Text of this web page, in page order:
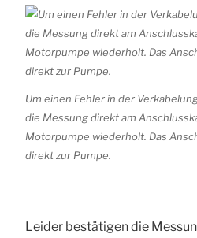
Um einen Fehler in der
die Messung direkt am
Motorpumpe wiederholt. Das
direkt zur Pumpe.
Leider bestätigen die